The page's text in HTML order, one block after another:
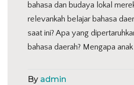
bahasa dan budaya lokal
relevankah belajar bahasa
saat ini? Apa yang
bahasa daerah? Mengapa
By admin